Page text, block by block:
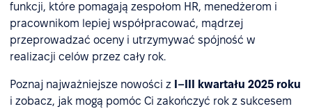
funkcji, które pomagają zespołom HR, menedżerom i
pracownikom lepiej współpracować, mądrzej
przeprowadzać oceny i utrzymywać spójność w
realizacji celów przez cały rok.
Poznaj najważniejsze nowości z
I–III kwartału 2025 roku
i zobacz, jak mogą pomóc Ci zakończyć rok z sukcesem